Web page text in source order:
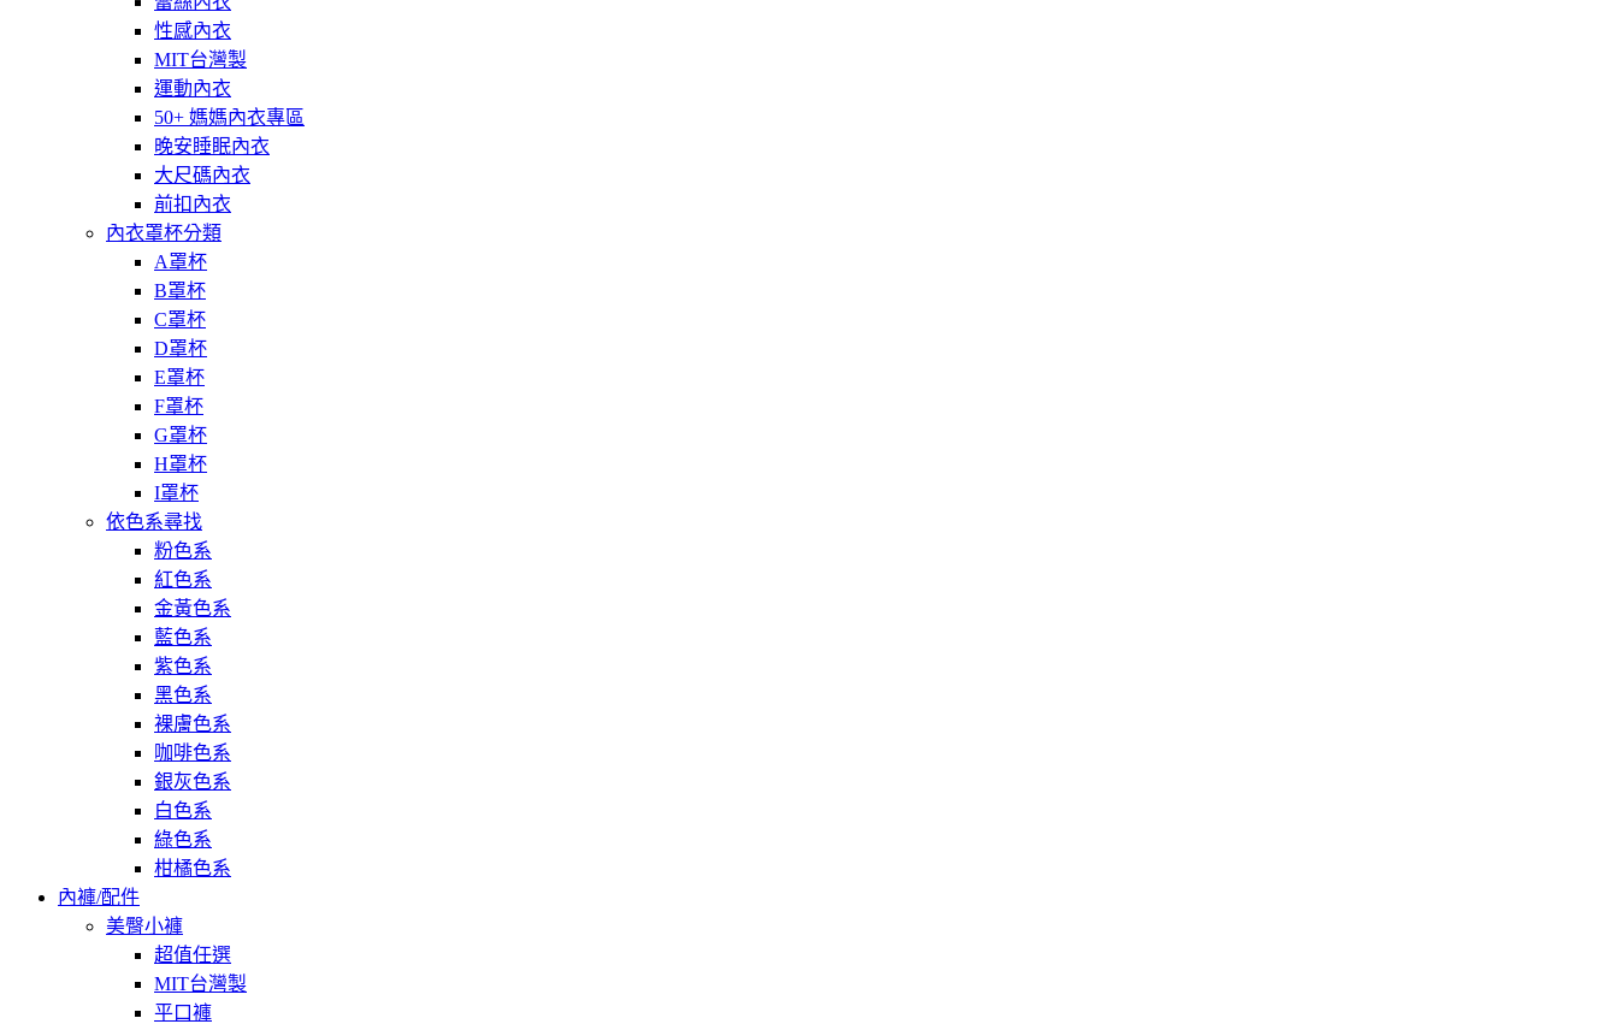
性感內衣
MIT台灣製
運動內衣
50+ 媽媽內衣專區
晚安睡眠內衣
大尺碼內衣
前扣內衣
內衣罩杯分類
A罩杯
B罩杯
C罩杯
D罩杯
E罩杯
F罩杯
G罩杯
H罩杯
I罩杯
依色系尋找
粉色系
紅色系
金黃色系
藍色系
紫色系
黑色系
裸膚色系
咖啡色系
銀灰色系
白色系
綠色系
柑橘色系
內褲/配件
美臀小褲
超值任選
MIT台灣製
平口褲